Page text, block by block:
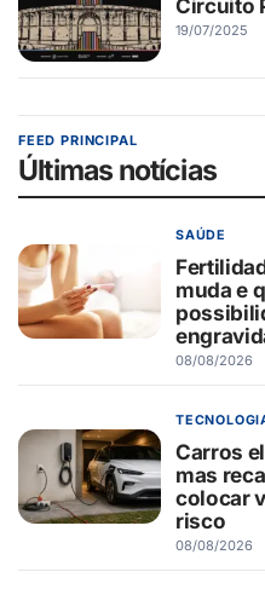
Circuito
19/07/2025
FEED PRINCIPAL
Últimas notícias
SAÚDE
muda e
08/08/2026
Carros
mas
colocar
risco
08/08/2026